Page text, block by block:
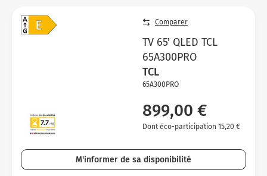
Comparer
TV 65' QLED TCL
65A300PRO
TCL
65A300PRO
899,00 €
Dont éco-participation 15,20 €
M'informer de sa disponibilité